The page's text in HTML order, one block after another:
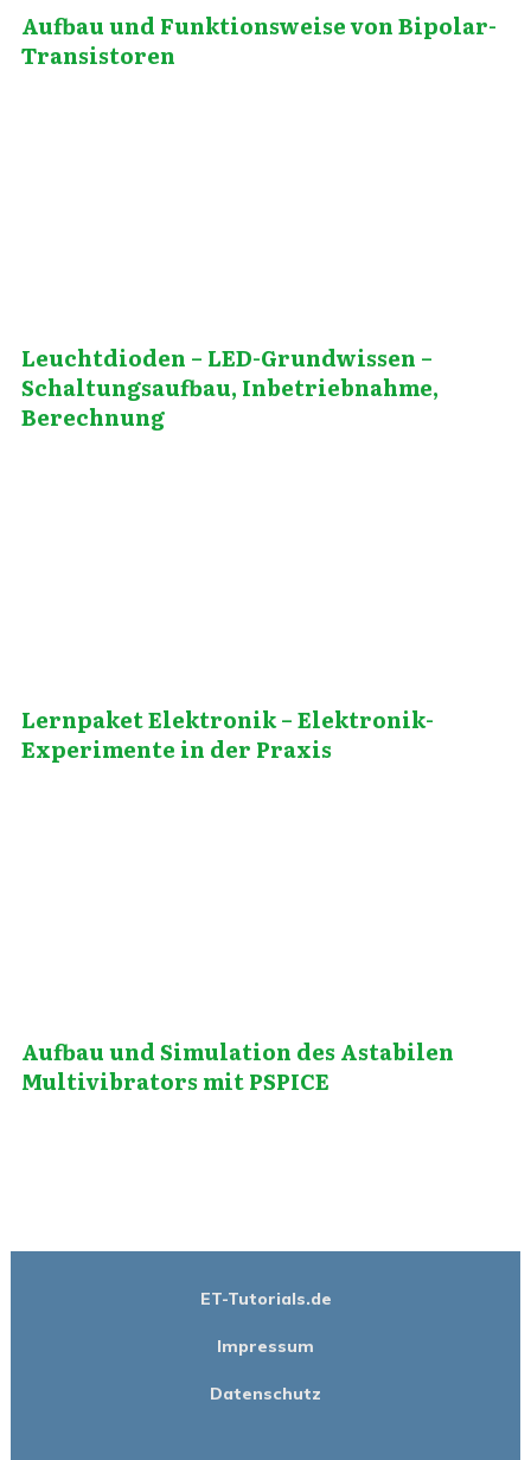
Aufbau und Funktionsweise von Bipolar-
Transistoren
Leuchtdioden – LED-Grundwissen –
Schaltungsaufbau, Inbetriebnahme,
Berechnung
Lernpaket Elektronik – Elektronik-
Experimente in der Praxis
Aufbau und Simulation des Astabilen
Multivibrators mit PSPICE
ET-Tutorials.de
Impressum
Datenschutz